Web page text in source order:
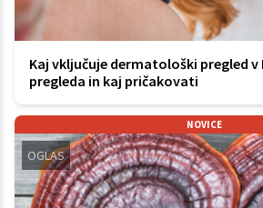
Kaj vključuje dermatološki pregled
pregleda in kaj pričakovati
NOVICE
OGLAS